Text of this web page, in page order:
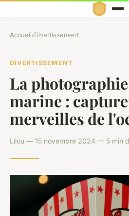
Accueil›Divertissement
DIVERTISSEMENT
La
marine :
merveilles de
Lilou — 15 novembre 2024 — 5 min